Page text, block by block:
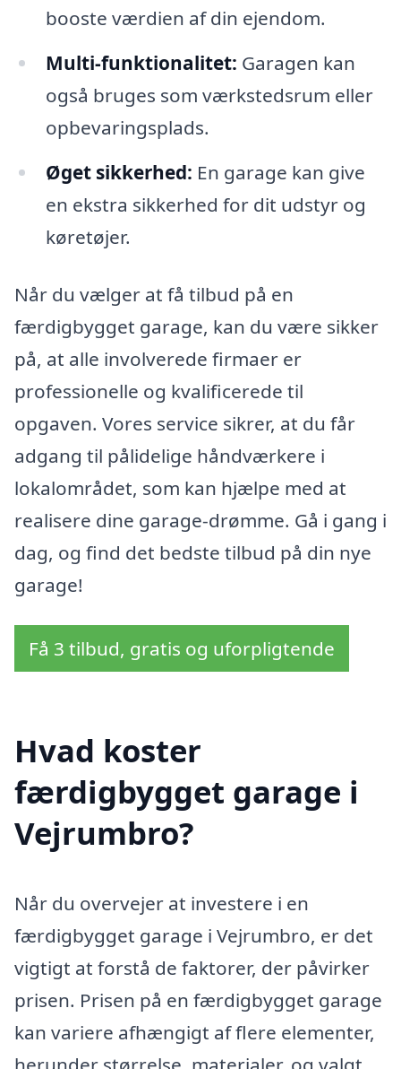
booste værdien af din ejendom.
Multi-funktionalitet: Garagen kan
også bruges som værkstedsrum eller
opbevaringsplads.
Øget sikkerhed: En garage kan give
en ekstra sikkerhed for dit udstyr og
køretøjer.
Når du vælger at få tilbud på en
færdigbygget garage, kan du være sikker
på, at alle involverede firmaer er
professionelle og kvalificerede til
opgaven. Vores service sikrer, at du får
adgang til pålidelige håndværkere i
lokalområdet, som kan hjælpe med at
realisere dine garage-drømme. Gå i gang i
dag, og find det bedste tilbud på din nye
garage!
Få 3 tilbud, gratis og uforpligtende
Hvad koster
færdigbygget garage i
Vejrumbro?
Når du overvejer at investere i en
færdigbygget garage i Vejrumbro, er det
vigtigt at forstå de faktorer, der påvirker
prisen. Prisen på en færdigbygget garage
kan variere afhængigt af flere elementer,